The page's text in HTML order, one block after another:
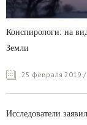
Конспирологи: на
Земли
25 февраля 2019 /
Исследователи